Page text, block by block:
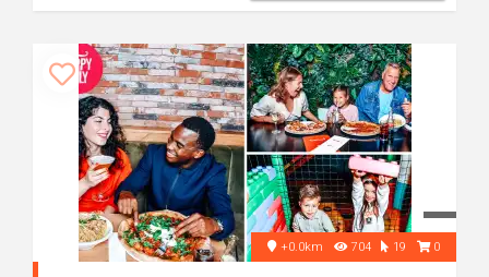
+0.0km 704 19 0